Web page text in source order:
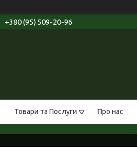
+380 (95) 509-20-96
Товари та Послуги Про нас